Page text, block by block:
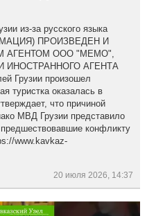
из-за русского языка
ПРОИЗВЕДЕН И
АГЕНТОМ ООО "МЕМО",
ИНОСТРАННОГО АГЕНТА
Грузии произошел
туристка оказалась в
что причиной
МВД Грузии представило
конфликту
www.kavkaz-
20 июля 2026, 14:37